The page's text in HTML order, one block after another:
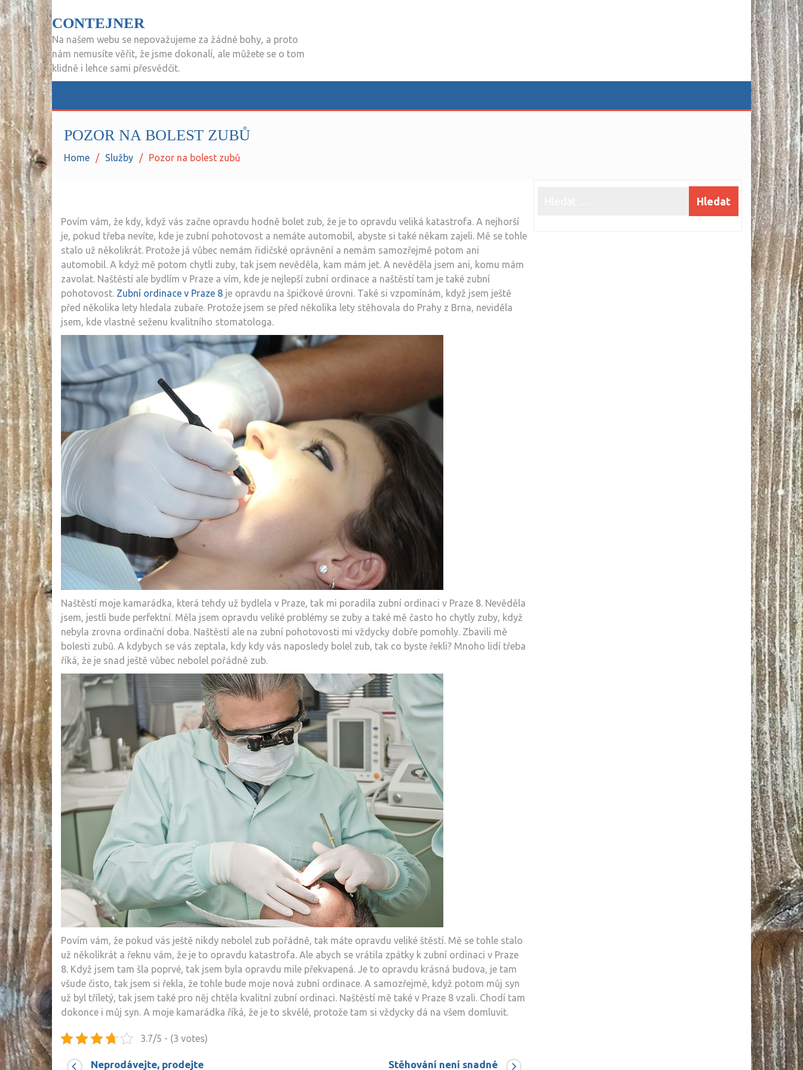
CONTEJNER
Na našem webu se nepovažujeme za žádné bohy, a proto
nám nemusíte věřit, že jsme dokonalí, ale můžete se o tom
klidně i lehce sami přesvědčit.
POZOR NA BOLEST ZUBŮ
Home Služby Pozor na bolest zubů
Povím vám, že kdy, když vás začne opravdu hodně bolet zub, že je to opravdu veliká katastrofa. A nejhorší
je, pokud třeba nevíte, kde je zubní pohotovost a nemáte automobil, abyste si také někam zajeli. Mě se tohle
stalo už několikrát. Protože já vůbec nemám řidičské oprávnění a nemám samozřejmě potom ani
automobil. A když mě potom chytli zuby, tak jsem nevěděla, kam mám jet. A nevěděla jsem ani, komu mám
zavolat. Naštěstí ale bydlím v Praze a vím, kde je nejlepší zubní ordinace a naštěstí tam je také zubní
pohotovost. Zubní ordinace v Praze 8 je opravdu na špičkové úrovni. Také si vzpomínám, když jsem ještě
před několika lety hledala zubaře. Protože jsem se před několika lety stěhovala do Prahy z Brna, neviděla
jsem, kde vlastně seženu kvalitního stomatologa.
Naštěstí moje kamarádka, která tehdy už bydlela v Praze, tak mi poradila zubní ordinaci v Praze 8. Nevěděla
jsem, jestli bude perfektní. Měla jsem opravdu veliké problémy se zuby a také mě často ho chytly zuby, když
nebyla zrovna ordinační doba. Naštěstí ale na zubní pohotovosti mi vždycky dobře pomohly. Zbavili mě
bolesti zubů. A kdybych se vás zeptala, kdy kdy vás naposledy bolel zub, tak co byste řekli? Mnoho lidí třeba
říká, že je snad ještě vůbec nebolel pořádně zub.
Povím vám, že pokud vás ještě nikdy nebolel zub pořádně, tak máte opravdu veliké štěstí. Mě se tohle stalo
už několikrát a řeknu vám, že je to opravdu katastrofa. Ale abych se vrátila zpátky k zubní ordinaci v Praze
8. Když jsem tam šla poprvé, tak jsem byla opravdu mile překvapená. Je to opravdu krásná budova, je tam
všude čisto, tak jsem si řekla, že tohle bude moje nová zubní ordinace. A samozřejmě, když potom můj syn
už byl tříletý, tak jsem také pro něj chtěla kvalitní zubní ordinaci. Naštěstí mě také v Praze 8 vzali. Chodí tam
dokonce i můj syn. A moje kamarádka říká, že je to skvělé, protože tam si vždycky dá na všem domluvit.
3.7/5 - (3 votes)
Neprodávejte, prodejte Stěhování není snadné